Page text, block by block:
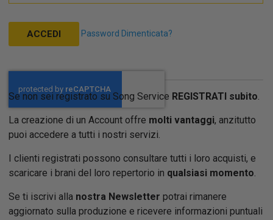
ACCEDI Password Dimenticata?
Se non sei registrato su Song Service REGISTRATI subito.
La creazione di un Account offre molti vantaggi, anzitutto
puoi accedere a tutti i nostri servizi.
I clienti registrati possono consultare tutti i loro acquisti, e
scaricare i brani del loro repertorio in qualsiasi momento.
Se ti iscrivi alla nostra Newsletter potrai rimanere
aggiornato sulla produzione e ricevere informazioni puntuali